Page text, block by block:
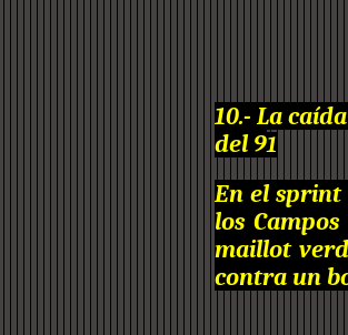
10.- La
del 91
En el sprint
los
maillot
contra un